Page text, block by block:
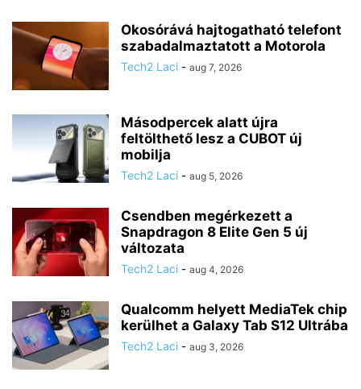
Okosórává hajtogatható telefont
szabadalmaztatott a Motorola
Tech2 Laci - aug 7, 2026
Másodpercek alatt újra
feltölthető lesz a CUBOT új
mobilja
Tech2 Laci - aug 5, 2026
Csendben megérkezett a
Snapdragon 8 Elite Gen 5 új
változata
Tech2 Laci - aug 4, 2026
Qualcomm helyett MediaTek chip
kerülhet a Galaxy Tab S12 Ultrába
Tech2 Laci - aug 3, 2026